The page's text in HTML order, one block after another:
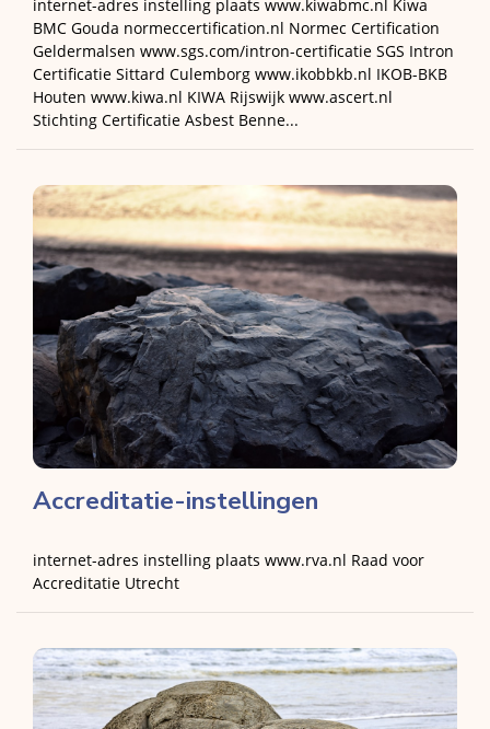
internet-adres instelling plaats www.kiwabmc.nl Kiwa
BMC Gouda normeccertification.nl Normec Certification
Geldermalsen www.sgs.com/intron-certificatie SGS Intron
Certificatie Sittard Culemborg www.ikobbkb.nl IKOB-BKB
Houten www.kiwa.nl KIWA Rijswijk www.ascert.nl
Stichting Certificatie Asbest Benne...
Accreditatie-instellingen
internet-adres instelling plaats www.rva.nl Raad voor
Accreditatie Utrecht